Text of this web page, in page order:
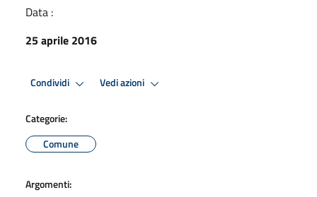
Data :
25 aprile 2016
Condividi Vedi azioni
Categorie:
Comune
Argomenti: